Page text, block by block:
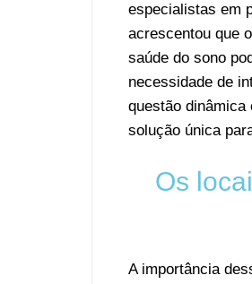
especialistas em
acrescentou que
saúde do sono
necessidade de
questão
solução única
Os
A importância